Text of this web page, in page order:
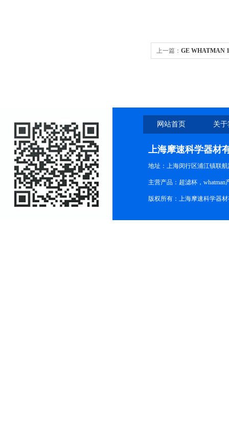
上一篇： GE WHATMAN
网站首页 关
上海摩速科学器材
地址：上海闵行区浦江镇联航
主营产品：超滤杯，
版权所有：上海摩速科学器